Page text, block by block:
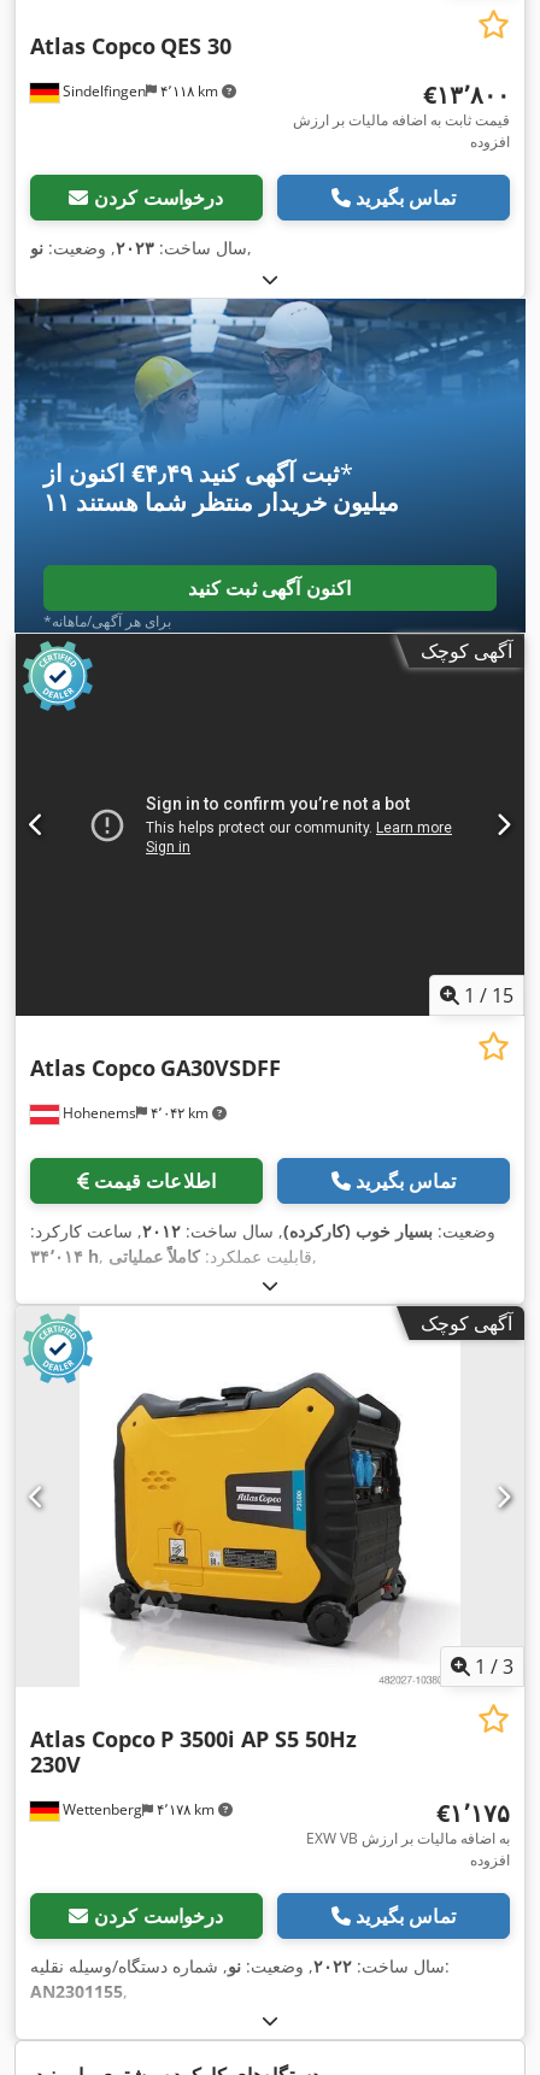
Sindelfingen ۴٬۱۱۸ km
Atlas Copco QES 30
‎€۱۳٬۸۰۰
قیمت ثابت به اضافه مالیات بر ارزش
افزوده
درخواست کردن تماس بگیرید
سال ساخت: ۲۰۲۳, وضعیت: نو ,
اکنون از ‎€۴٫۴۹ ثبت آگهی کنید*
۱۱ میلیون خریدار منتظر شما هستند
اکنون آگهی ثبت کنید
*برای هر آگهی/ماهانه
آگهی کوچک
1 / 15
Hohenems ۴٬۰۴۲ km
Atlas Copco GA30VSDFF
اطلاعات قیمت تماس بگیرید
وضعیت: بسیار خوب (کارکرده), سال ساخت: ۲۰۱۲, ساعت کارکرد:
۳۴٬۰۱۴ h
, قابلیت عملکرد:کاملاً عملیاتی ,
آگهی کوچک
1 /3
Wettenberg ۴٬۱۷۸ km
Atlas Copco P 3500i AP S5 50Hz
230V
‎€۱٬۱۷۵
EXW VB به اضافه مالیات بر ارزش
افزوده
درخواست کردن تماس بگیرید
سال ساخت: ۲۰۲۲, وضعیت: نو
, شماره دستگاه/وسیله نقلیه:
AN2301155,